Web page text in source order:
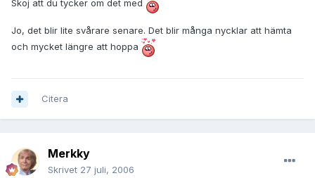
Skoj att du tycker om det med
Jo, det blir lite svårare senare. Det blir många nycklar att hämta
och mycket längre att hoppa
Citera
Merkky
Skrivet 27 juli, 2006